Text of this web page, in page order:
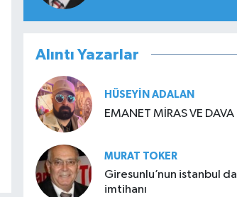
Alıntı Yazarlar
HÜSEYIN ADALAN
EMANET MİRAS VE DAVA
MURAT TOKER
Giresunlu’nun istanbul da
imtihanı